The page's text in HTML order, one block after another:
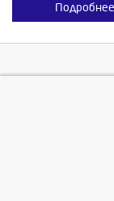
Подробнее